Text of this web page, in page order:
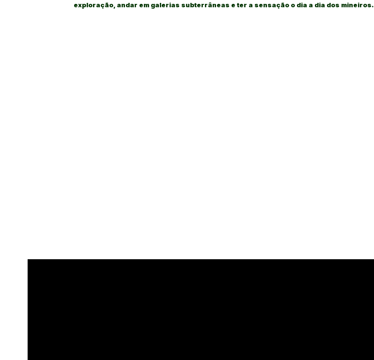
exploração, andar em galerias subterrâneas e ter a sensação o dia a dia dos mineiros.